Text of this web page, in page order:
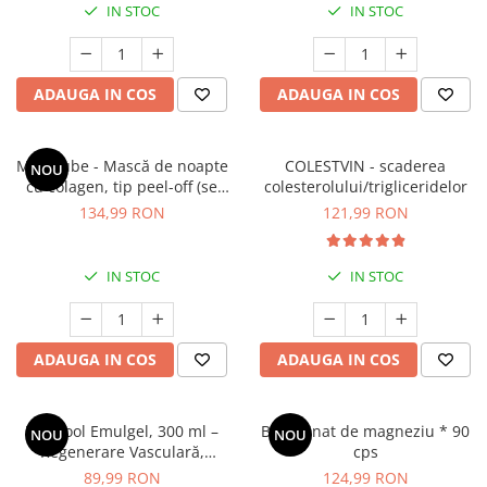
Geluri de duș
Scruburi
Protecție Solară
Creme SPF față
Spray SPF
Uleiuri bronzare
After Sun
Igienă Personală
Deodorante
Mâini și Unghii
Creme mâini
Cosmetice coreene
Beauty of Joseon
L-Carnitina
L-Glutamina
Lecitina
Maca
Magneziu
Miere de Manuka
Palmier pitic
Probiotice
Proteine din zer (Whey Protein)
Quercetin
Resveratrol
IN STOC
ADAUGA IN COS
IN STOC
ADAUGA IN COS
NOU
Medicube - Mască de noapte
cu colagen, tip peel-off (se
îndepărtează prin exfoliere) -
134,99 RON
IN STOC
ADAUGA IN COS
COLESTVIN - scaderea
colesterolului/trigliceridelor
121,99 RON
IN STOC
ADAUGA IN COS
NOU
VariCool Emulgel, 300 ml –
Regenerare Vasculară,
Combaterea Varicelor și
89,99 RON
NOU
Bisglicinat de magneziu * 90
cps
124,99 RON